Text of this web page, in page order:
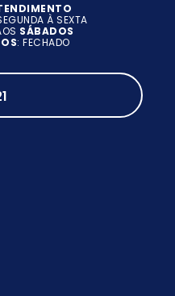
À SEXTA
SÁBADOS
: FECHADO